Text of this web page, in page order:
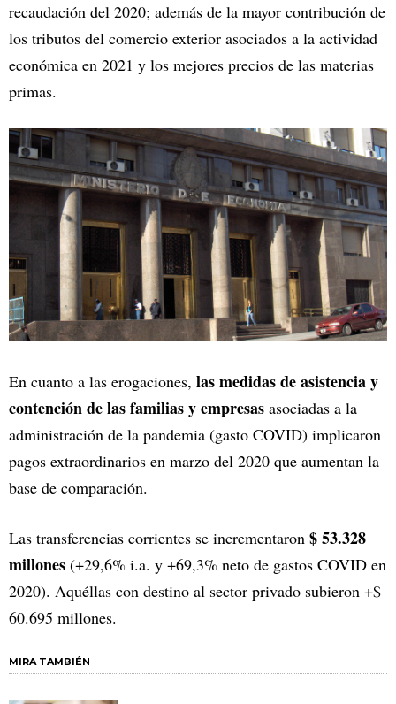
recaudación del 2020; además de la mayor contribución de
los tributos del comercio exterior asociados a la actividad
económica en 2021 y los mejores precios de las materias
primas.
En cuanto a las erogaciones, las medidas de asistencia y
contención de las familias y empresas asociadas a la
administración de la pandemia (gasto COVID) implicaron
pagos extraordinarios en marzo del 2020 que aumentan la
base de comparación.
Las transferencias corrientes se incrementaron $ 53.328
millones (+29,6% i.a. y +69,3% neto de gastos COVID en
2020). Aquéllas con destino al sector privado subieron +$
60.695 millones.
MIRA TAMBIÉN